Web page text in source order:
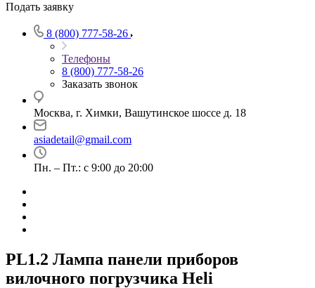
Подать заявку
8 (800) 777-58-26
Телефоны
8 (800) 777-58-26
Заказать звонок
Москва, г. Химки, Вашутинское шоссе д. 18
asiadetail@gmail.com
Пн. – Пт.: с 9:00 до 20:00
PL1.2 Лампа панели приборов
вилочного погрузчика Heli